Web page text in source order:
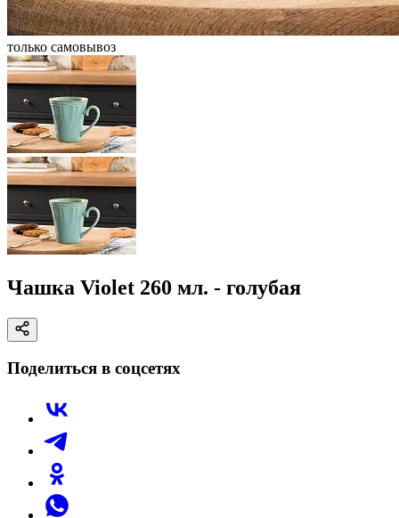
только самовывоз
Чашка Violet 260 мл. - голубая
Поделиться в соцсетях